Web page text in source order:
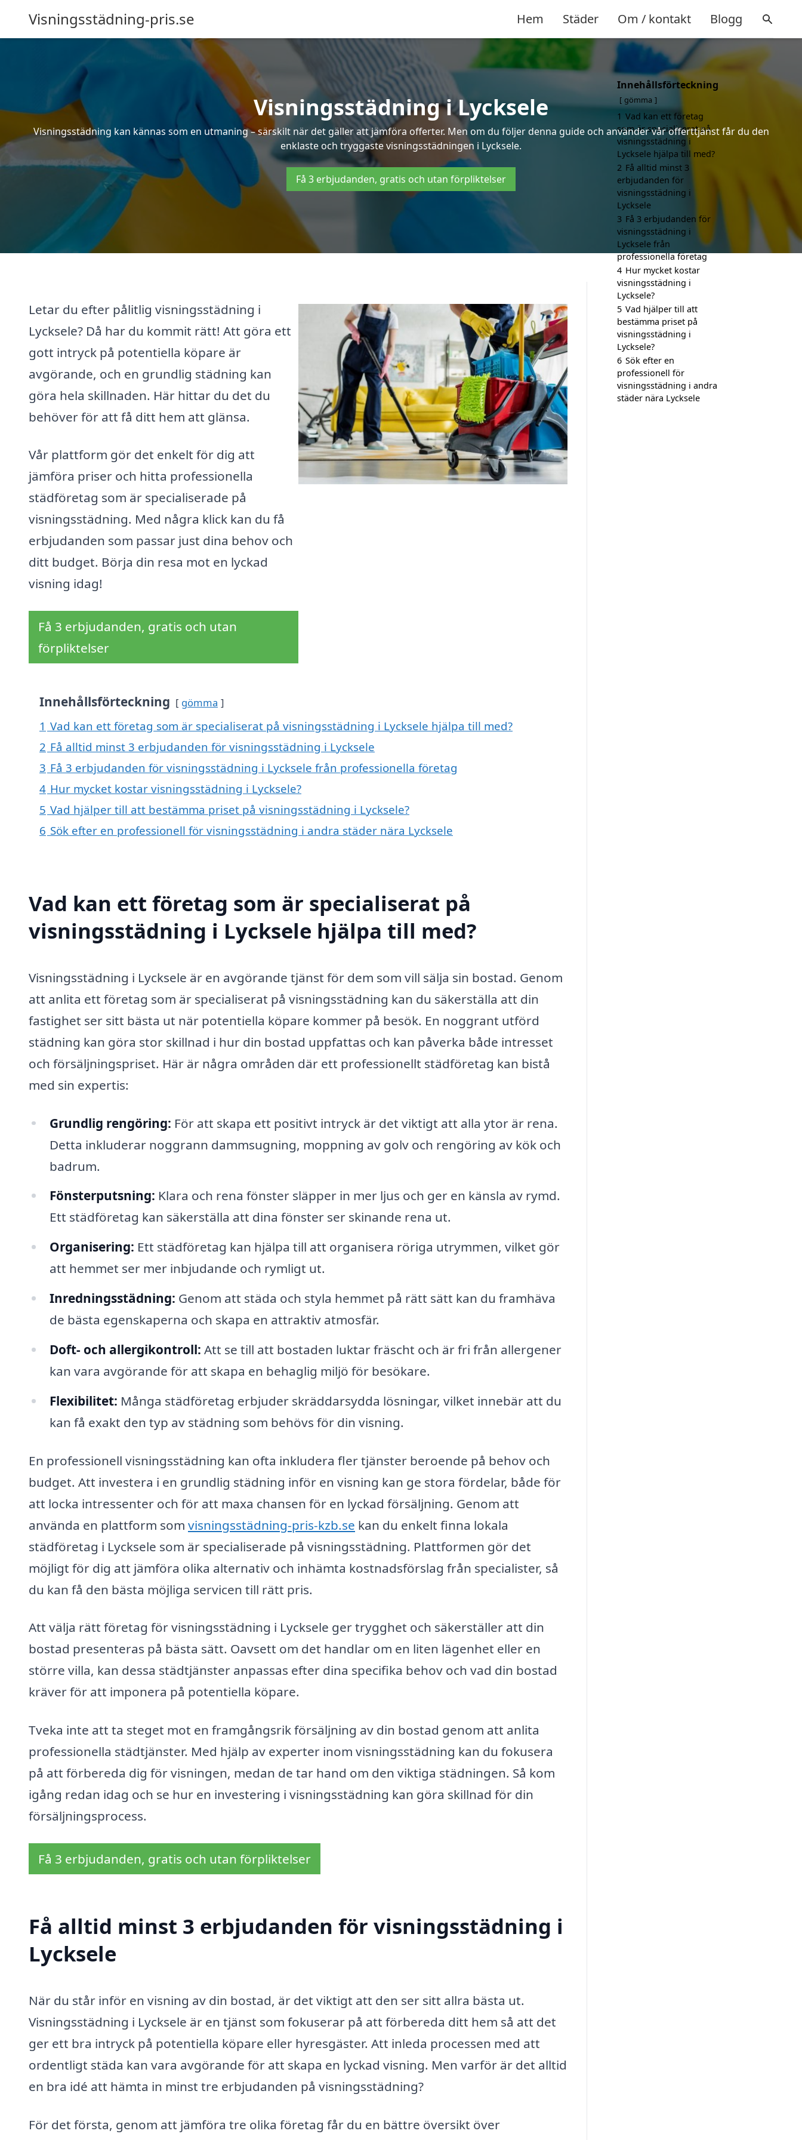
Visningsstädning-pris.se Hem Städer Om / kontakt Blogg
Visningsstädning i Lycksele
Visningsstädning kan kännas som en utmaning – särskilt när det gäller att jämföra offerter. Men om du följer denna guide och använder vår offerttjänst får du den
enklaste och tryggaste visningsstädningen i Lycksele.
Få 3 erbjudanden, gratis och utan förpliktelser
Letar du efter pålitlig visningsstädning i
Lycksele? Då har du kommit rätt! Att göra ett
gott intryck på potentiella köpare är
avgörande, och en grundlig städning kan
göra hela skillnaden. Här hittar du det du
behöver för att få ditt hem att glänsa.
Vår plattform gör det enkelt för dig att
jämföra priser och hitta professionella
städföretag som är specialiserade på
visningsstädning. Med några klick kan du få
erbjudanden som passar just dina behov och
ditt budget. Börja din resa mot en lyckad
visning idag!
Få 3 erbjudanden, gratis och utan
förpliktelser
Innehållsförteckning gömma
1 Vad kan ett företag som är specialiserat på visningsstädning i Lycksele hjälpa till med?
2 Få alltid minst 3 erbjudanden för visningsstädning i Lycksele
3 Få 3 erbjudanden för visningsstädning i Lycksele från professionella företag
4 Hur mycket kostar visningsstädning i Lycksele?
5 Vad hjälper till att bestämma priset på visningsstädning i Lycksele?
6 Sök efter en professionell för visningsstädning i andra städer nära Lycksele
Vad kan ett företag som är specialiserat på
visningsstädning i Lycksele hjälpa till med?
Visningsstädning i Lycksele är en avgörande tjänst för dem som vill sälja sin bostad. Genom
att anlita ett företag som är specialiserat på visningsstädning kan du säkerställa att din
fastighet ser sitt bästa ut när potentiella köpare kommer på besök. En noggrant utförd
städning kan göra stor skillnad i hur din bostad uppfattas och kan påverka både intresset
och försäljningspriset. Här är några områden där ett professionellt städföretag kan bistå
med sin expertis:
Grundlig rengöring: För att skapa ett positivt intryck är det viktigt att alla ytor är rena.
Detta inkluderar noggrann dammsugning, moppning av golv och rengöring av kök och
badrum.
Fönsterputsning: Klara och rena fönster släpper in mer ljus och ger en känsla av rymd.
Ett städföretag kan säkerställa att dina fönster ser skinande rena ut.
Organisering: Ett städföretag kan hjälpa till att organisera röriga utrymmen, vilket gör
att hemmet ser mer inbjudande och rymligt ut.
Inredningsstädning: Genom att städa och styla hemmet på rätt sätt kan du framhäva
de bästa egenskaperna och skapa en attraktiv atmosfär.
Doft- och allergikontroll: Att se till att bostaden luktar fräscht och är fri från allergener
kan vara avgörande för att skapa en behaglig miljö för besökare.
Flexibilitet: Många städföretag erbjuder skräddarsydda lösningar, vilket innebär att du
kan få exakt den typ av städning som behövs för din visning.
En professionell visningsstädning kan ofta inkludera fler tjänster beroende på behov och
budget. Att investera i en grundlig städning inför en visning kan ge stora fördelar, både för
att locka intressenter och för att maxa chansen för en lyckad försäljning. Genom att
använda en plattform som visningsstädning-pris-kzb.se kan du enkelt finna lokala
städföretag i Lycksele som är specialiserade på visningsstädning. Plattformen gör det
möjligt för dig att jämföra olika alternativ och inhämta kostnadsförslag från specialister, så
du kan få den bästa möjliga servicen till rätt pris.
Att välja rätt företag för visningsstädning i Lycksele ger trygghet och säkerställer att din
bostad presenteras på bästa sätt. Oavsett om det handlar om en liten lägenhet eller en
större villa, kan dessa städtjänster anpassas efter dina specifika behov och vad din bostad
kräver för att imponera på potentiella köpare.
Tveka inte att ta steget mot en framgångsrik försäljning av din bostad genom att anlita
professionella städtjänster. Med hjälp av experter inom visningsstädning kan du fokusera
på att förbereda dig för visningen, medan de tar hand om den viktiga städningen. Så kom
igång redan idag och se hur en investering i visningsstädning kan göra skillnad för din
försäljningsprocess.
Få 3 erbjudanden, gratis och utan förpliktelser
Få alltid minst 3 erbjudanden för visningsstädning i
Lycksele
När du står inför en visning av din bostad, är det viktigt att den ser sitt allra bästa ut.
Visningsstädning i Lycksele är en tjänst som fokuserar på att förbereda ditt hem så att det
ger ett bra intryck på potentiella köpare eller hyresgäster. Att inleda processen med att
ordentligt städa kan vara avgörande för att skapa en lyckad visning. Men varför är det alltid
en bra idé att hämta in minst tre erbjudanden på visningsstädning?
För det första, genom att jämföra tre olika företag får du en bättre översikt över
Innehållsförteckning
gömma
1 Vad kan ett företag
som är specialiserat på
visningsstädning i
Lycksele hjälpa till med?
2 Få alltid minst 3
erbjudanden för
visningsstädning i
Lycksele
3 Få 3 erbjudanden för
visningsstädning i
Lycksele från
professionella företag
4 Hur mycket kostar
visningsstädning i
Lycksele?
5 Vad hjälper till att
bestämma priset på
visningsstädning i
Lycksele?
6 Sök efter en
professionell för
visningsstädning i andra
städer nära Lycksele